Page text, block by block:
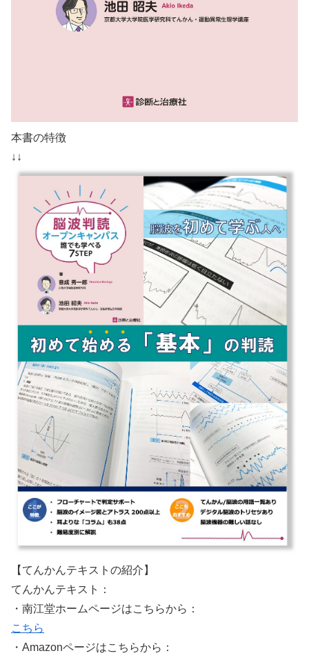
本書の特徴
↓↓
【てんかんテキストの紹介】
てんかんテキスト：
・南江堂ホームページはこちらから：
こちら
・Amazonページはこちらから：